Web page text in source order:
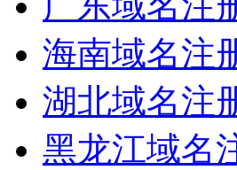
海南域名注
湖北域名注
黑龙江域名